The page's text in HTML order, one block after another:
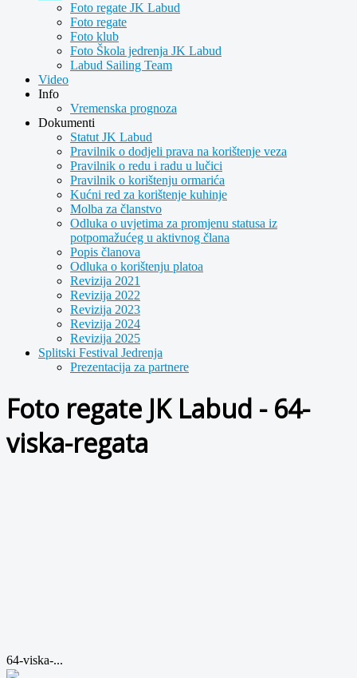
Foto regate JK Labud
Foto regate
Foto klub
Foto Škola jedrenja JK Labud
Labud Sailing Team
Video
Info
Vremenska prognoza
Dokumenti
Statut JK Labud
Pravilnik o dodjeli prava na korištenje veza
Pravilnik o redu i radu u lučici
Pravilnik o korištenju ormarića
Kućni red za korištenje kuhinje
Molba za članstvo
Odluka o uvjetima za promjenu statusa iz
potpomažućeg u aktivnog člana
Popis članova
Odluka o korištenju platoa
Revizija 2021
Revizija 2022
Revizija 2023
Revizija 2024
Revizija 2025
Splitski Festival Jedrenja
Prezentacija za partnere
Foto regate JK Labud - 64-
viska-regata
64-viska-...